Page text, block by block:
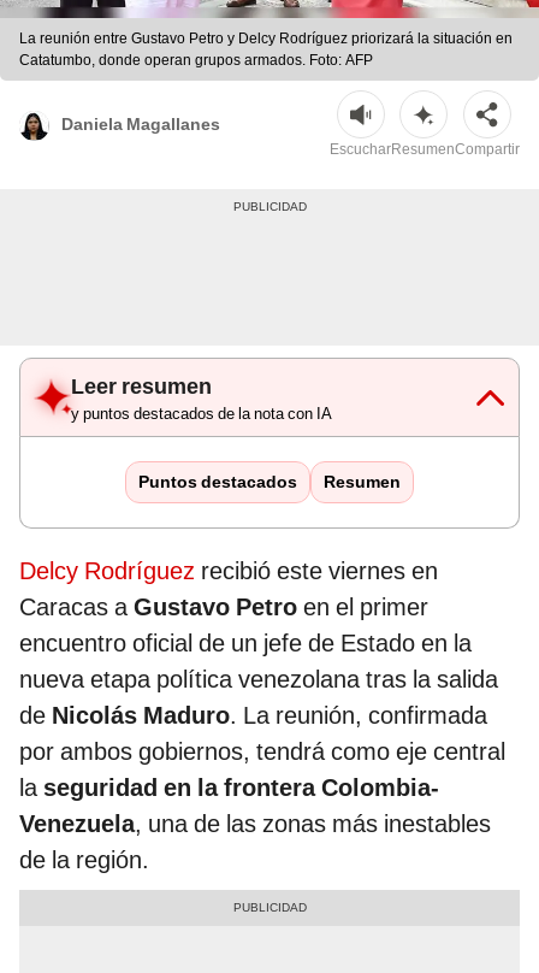
La reunión entre Gustavo Petro y Delcy Rodríguez priorizará la situación en
Catatumbo, donde operan grupos armados. Foto: AFP
Daniela Magallanes
EscucharResumenCompartir
Leer resumen
y puntos destacados de la nota con IA
Puntos destacados Resumen
Delcy Rodríguez recibió este viernes en
Caracas aGustavo Petro en el primer
encuentro oficial de un jefe de Estado en la
nueva etapa política venezolana tras la salida
de Nicolás Maduro. La reunión, confirmada
por ambos gobiernos, tendrá como eje central
la seguridad en la frontera Colombia-
Venezuela, una de las zonas más inestables
de la región.